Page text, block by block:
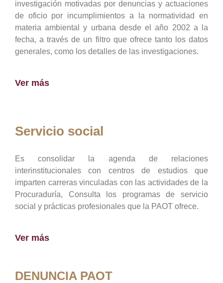
investigación motivadas por denuncias y actuaciones
de oficio por incumplimientos a la normatividad en
materia ambiental y urbana desde el año 2002 a la
fecha, a través de un filtro que ofrece tanto los datos
generales, como los detalles de las investigaciones.
Ver más
Servicio social
Es consolidar la agenda de relaciones
interinstitucionales con centros de estudios que
imparten carreras vinculadas con las actividades de la
Procuraduría, Consulta los programas de servicio
social y prácticas profesionales que la PAOT ofrece.
Ver más
DENUNCIA PAOT